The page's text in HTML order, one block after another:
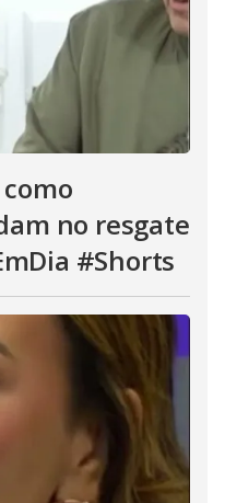
no resgate
#Shorts